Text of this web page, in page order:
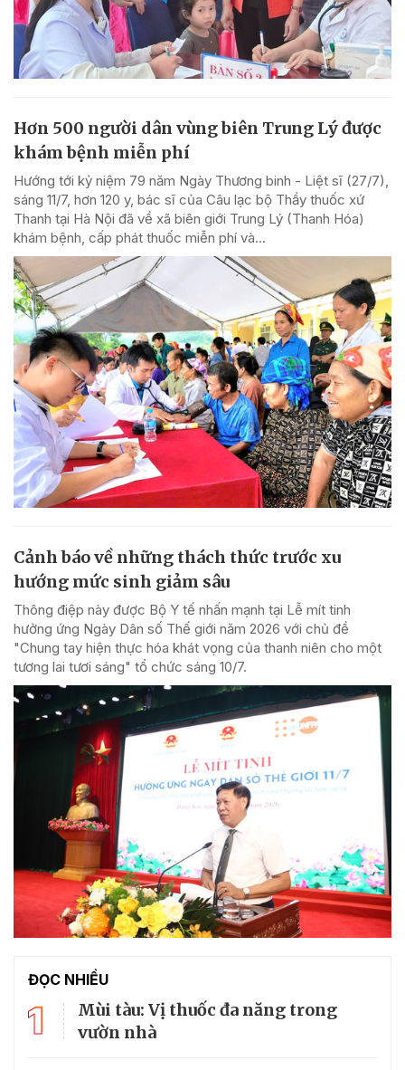
Hơn 500 người dân vùng biên Trung Lý được
khám bệnh miễn phí
Hướng tới kỷ niệm 79 năm Ngày Thương binh - Liệt sĩ (27/7),
sáng 11/7, hơn 120 y, bác sĩ của Câu lạc bộ Thầy thuốc xứ
Thanh tại Hà Nội đã về xã biên giới Trung Lý (Thanh Hóa)
khám bệnh, cấp phát thuốc miễn phí và...
Cảnh báo về những thách thức trước xu
hướng mức sinh giảm sâu
Thông điệp này được Bộ Y tế nhấn mạnh tại Lễ mít tinh
hưởng ứng Ngày Dân số Thế giới năm 2026 với chủ đề
"Chung tay hiện thực hóa khát vọng của thanh niên cho một
tương lai tươi sáng" tổ chức sáng 10/7.
ĐỌC NHIỀU
1
Mùi tàu: Vị thuốc đa năng trong
vườn nhà